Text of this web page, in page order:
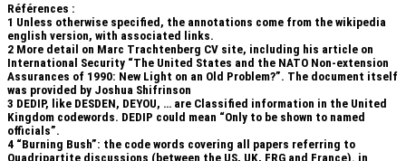
Références :
1 Unless otherwise specified, the annotations come from the wikipedia
english version, with associated links.
2 More detail on Marc Trachtenberg CV site, including his article on
International Security “The United States and the NATO Non-extension
Assurances of 1990: New Light on an Old Problem?”. The document itself
was provided by Joshua Shifrinson
3 DEDIP, like DESDEN, DEYOU, … are Classified information in the United
Kingdom codewords. DEDIP could mean “Only to be shown to named
officials”.
4 “Burning Bush”: the code words covering all papers referring to
Quadripartite discussions (between the US, UK, FRG and France). in